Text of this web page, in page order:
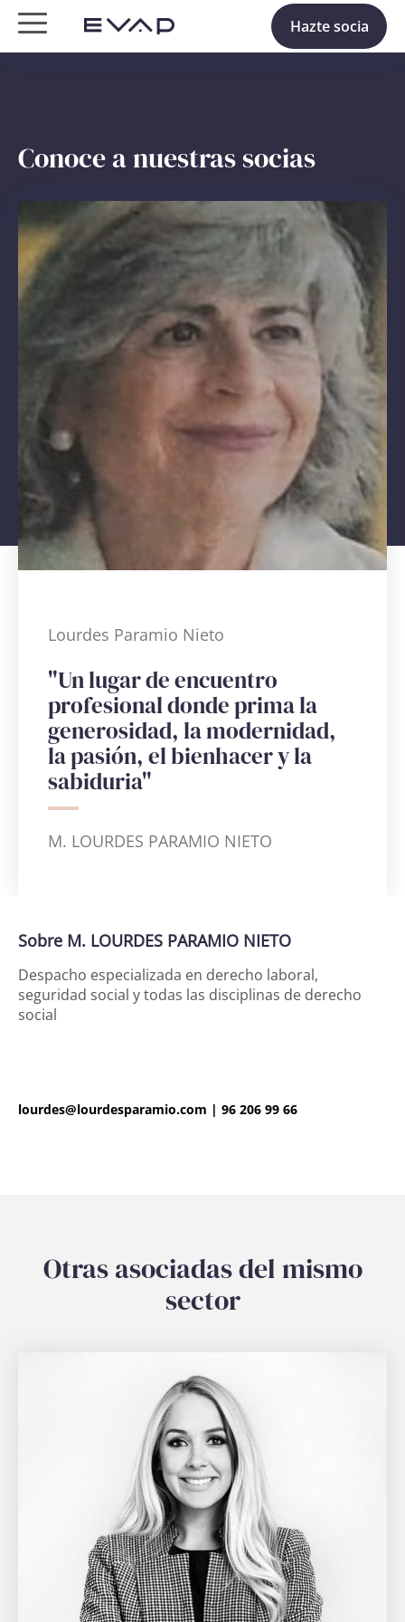
Hazte socia
Conoce a nuestras socias
Lourdes Paramio Nieto
"Un lugar de encuentro
profesional donde prima la
generosidad, la modernidad,
la pasión, el bienhacer y la
sabiduria"
M. LOURDES PARAMIO NIETO
Sobre M. LOURDES PARAMIO NIETO
Despacho especializada en derecho laboral,
seguridad social y todas las disciplinas de derecho
social
lourdes@lourdesparamio.com | 96 206 99 66
Otras asociadas del mismo
sector